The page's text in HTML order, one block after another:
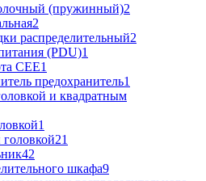
(пружинный)2
2
распределительный2
(PDU)1
CEE1
предохранитель1
и квадратным
1
21
42
шкафа9